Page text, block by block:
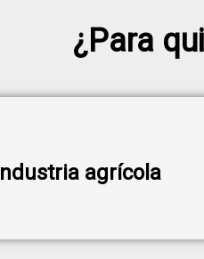
¿Para
Industria agrícola